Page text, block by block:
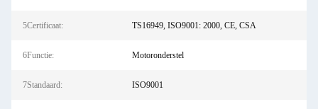
5Certificaat: TS16949, ISO9001: 2000, CE, CSA
6Functie: Motoronderstel
7Standaard: ISO9001